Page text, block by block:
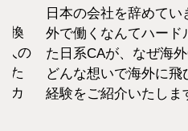
換
人の
た
カ
日本の会社を辞めて
外で働くなんてハード
た日系CAが、なぜ海
どんな想いで海外に
経験をご紹介いたしま